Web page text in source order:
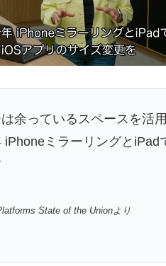
余っているスペースを活
iPhoneミラーリングと
State of the Unionより